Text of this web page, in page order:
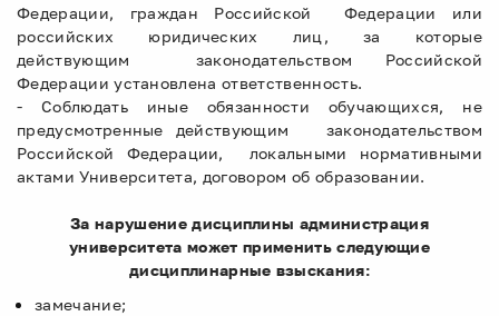
Федерации, граждан Российской Федерации или
российских юридических лиц, за которые
действующим законодательством Российской
Федерации установлена ответственность.
- Соблюдать иные обязанности обучающихся, не
предусмотренные действующим законодательством
Российской Федерации, локальными нормативными
актами Университета, договором об образовании.
За нарушение дисциплины администрация
университета может применить следующие
дисциплинарные взыскания:
замечание;